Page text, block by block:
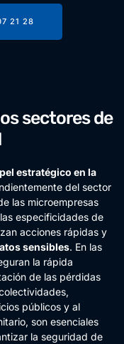
21 28
sectores de
estratégico en la
del sector
las microempresas
especificidades de
acciones rápidas y
sensibles. En las
la rápida
de las pérdidas
públicos y al
son esenciales
la seguridad de